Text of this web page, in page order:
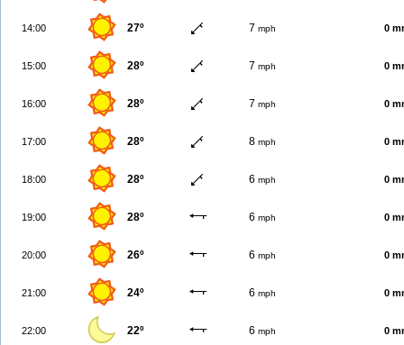
14:00 27º 7 mph 0
15:00 28º 7 mph 0
16:00 28º 7 mph 0
17:00 28º 8 mph 0
18:00 28º 6 mph 0
19:00 28º 6 mph 0
20:00 26º 6 mph 0
21:00 24º 6 mph 0
22:00 22º 6 mph 0